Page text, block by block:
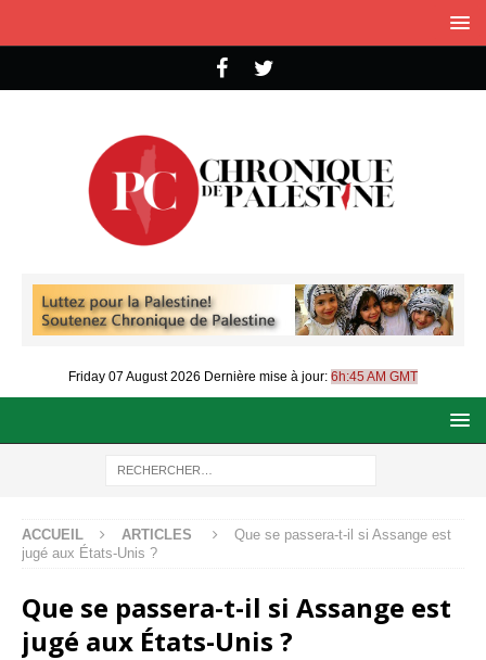
Friday 07 August 2026 Dernière mise à jour: 6h:45 AM GMT
ACCUEIL ARTICLES
Que se passera-t-il si Assange est
jugé aux États-Unis ?
Que se passera-t-il si Assange est
jugé aux États-Unis ?